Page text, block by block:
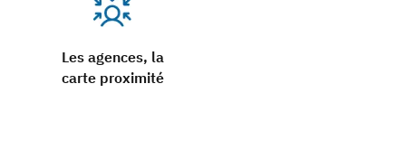
Les agences, la
carte proximité